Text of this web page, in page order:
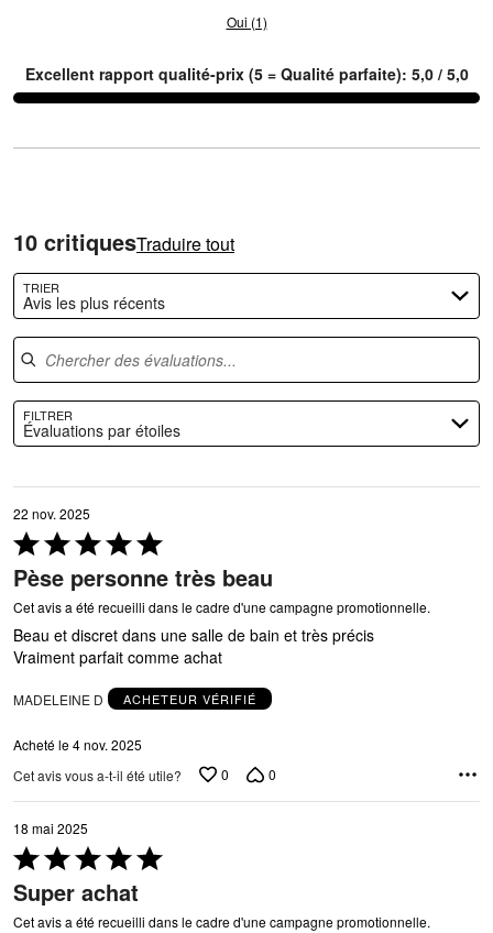
Oui (1)
Excellent rapport qualité-prix (5 = Qualité parfaite): 5,0 / 5,0
10 critiquesTraduire tout
TRIER
Avis les plus récents
Chercher des évaluations
FILTRER
Évaluations par étoiles
22 nov. 2025
Coté
5 sur
5
Pèse personne très beau
Cet avis a été recueilli dans le cadre d'une campagne promotionnelle.
Beau et discret dans une salle de bain et très précis
Vraiment parfait comme achat
MADELEINE D ACHETEUR VÉRIFIÉ
Acheté le 4 nov. 2025
Cet avis vous a-t-il été utile?
0 0
18 mai 2025
Coté
5 sur
5
Super achat
Cet avis a été recueilli dans le cadre d'une campagne promotionnelle.